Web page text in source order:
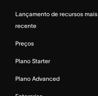
Lançamento de recursos mais
recente
Preços
Plano Starter
Plano Advanced